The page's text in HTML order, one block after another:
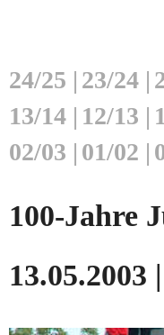
24/25 | 23/24 |
13/14 | 12/13 |
02/03 | 01/02 |
100-Jahre
13.05.2003